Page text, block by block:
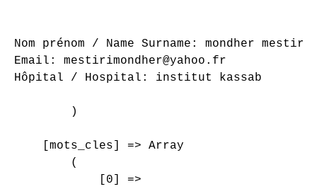
Nom prénom / Name Surname: mondher mestiri
Email: mestirimondher@yahoo.fr
Hôpital / Hospital: institut kassab
        )
    [mots_cles] => Array
        (
            [0] =>